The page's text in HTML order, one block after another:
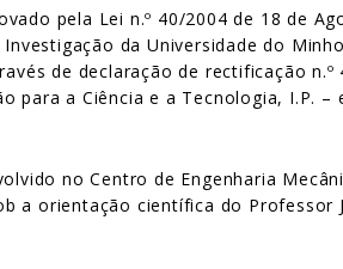
pela Lei n.º 40/2004 de 18 de
da Universidade do
de declaração de rectificação n.º
para a Ciência e a Tecnologia, I.P. –
no Centro de Engenharia
a orientação científica do Professor